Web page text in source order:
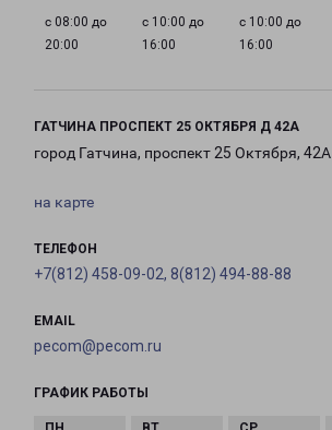
с 08:00 до
20:00
с 10:00 до
16:00
с 10:00 до
16:00
ГАТЧИНА ПРОСПЕКТ 25 ОКТЯБРЯ Д 42А
город Гатчина, проспект 25 Октября, 42А
на карте
ТЕЛЕФОН
+7(812) 458-09-02, 8(812) 494-88-88
EMAIL
pecom@pecom.ru
ГРАФИК РАБОТЫ